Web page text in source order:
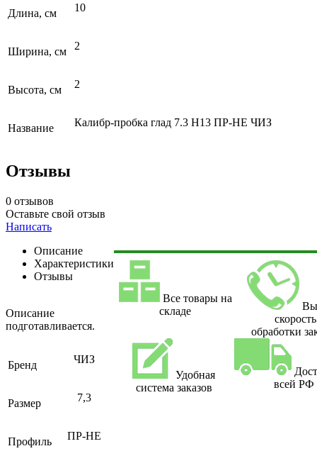
Длина, см 10
Ширина, см 2
Высота, см 2
Название Калибр-пробка глад 7.3 Н13 ПР-НЕ ЧИЗ
Отзывы
0 отзывов
Оставьте свой отзыв
Написать
Описание
Характеристики
Отзывы
Описание
подготавливается.
Бренд ЧИЗ
Размер 7,3
Профиль ПР-НЕ
Все товары на
складе
скорость
обработки
Удобная
система заказов
всей РФ